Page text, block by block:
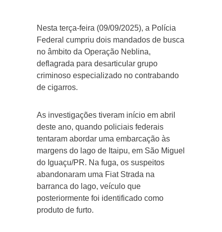
Nesta terça-feira (09/09/2025), a Polícia
Federal cumpriu dois mandados de busca
no âmbito da Operação Neblina,
deflagrada para desarticular grupo
criminoso especializado no contrabando
de cigarros.
As investigações tiveram início em abril
deste ano, quando policiais federais
tentaram abordar uma embarcação às
margens do lago de Itaipu, em São Miguel
do Iguaçu/PR. Na fuga, os suspeitos
abandonaram uma Fiat Strada na
barranca do lago, veículo que
posteriormente foi identificado como
produto de furto.